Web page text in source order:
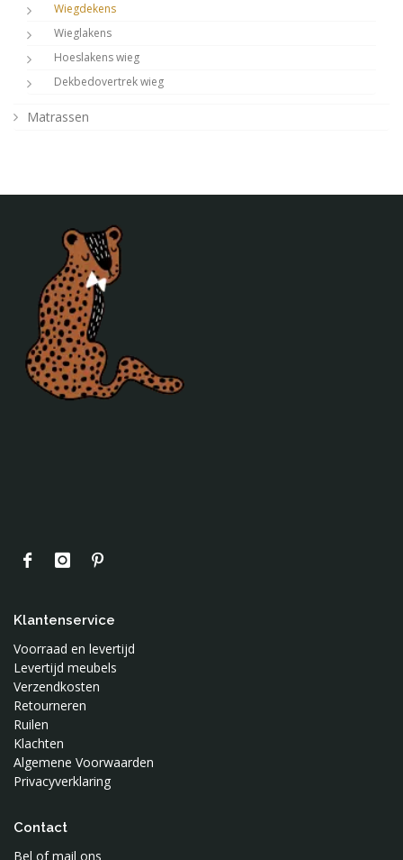
Wiegdekens
Wieglakens
Hoeslakens wieg
Dekbedovertrek wieg
Matrassen
Klantenservice
Voorraad en levertijd
Levertijd meubels
Verzendkosten
Retourneren
Ruilen
Klachten
Algemene Voorwaarden
Privacyverklaring
Contact
Bel of mail ons